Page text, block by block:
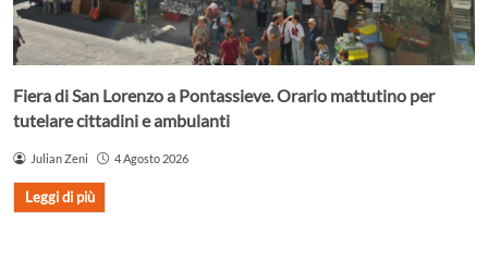
Fiera di San Lorenzo a Pontassieve. Orario mattutino per
tutelare cittadini e ambulanti
Julian Zeni 4 Agosto 2026
Leggi di più